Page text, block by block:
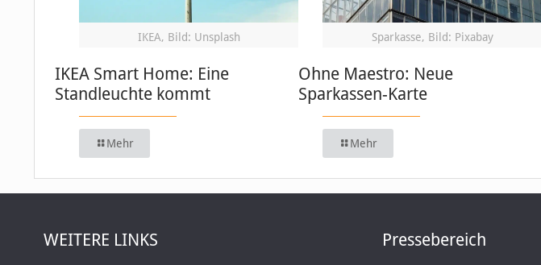
IKEA, Bild: Unsplash
IKEA Smart Home: Eine
Standleuchte kommt
Mehr
Sparkasse, Bild: Pixabay
Ohne Maestro: Neue
Sparkassen-Karte
Mehr
WEITERE LINKS Pressebereich